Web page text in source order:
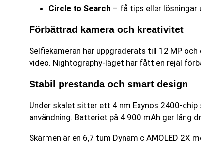
Circle to Search – få tips eller lösningar
Förbättrad kamera och kreativitet
Selfiekameran har uppgraderats till 12 MP
video. Nightography-läget har fått en rejäl
Stabil prestanda och smart design
Under skalet sitter ett 4 nm Exynos 2400-chip
användning. Batteriet på 4 900 mAh ger lång
Skärmen är en 6,7 tum Dynamic AMOLED 2X